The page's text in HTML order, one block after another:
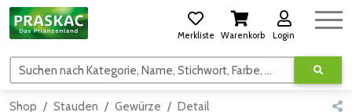
Merkliste Warenkorb Login
Suchen nach Kategorie, Name, Stichwort, Farbe, usw.
Shop Stauden Gewürze Detail